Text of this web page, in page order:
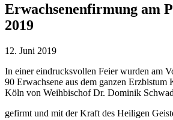
Erwachsenenfirmung am
2019
12. Juni 2019
In einer eindrucksvollen Feier wurden am
90 Erwachsene aus dem ganzen
Köln von Weihbischof Dr. Dominik
gefirmt und mit der Kraft des Heiligen